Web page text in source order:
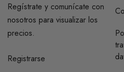
Regístrate y comunícate con
nosotros para visualizar los
precios.
Registrarse